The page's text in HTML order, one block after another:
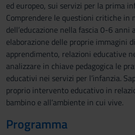
ed europeo, sui servizi per la prima
Comprendere le questioni critiche in
dell’educazione nella fascia 0-6 anni
elaborazione delle proprie immagini
apprendimento, relazioni educative
analizzare in chiave pedagogica le
educativi nei servizi per l’infanzia.
proprio intervento educativo in
bambino e all’ambiente in cui vive.
Programma